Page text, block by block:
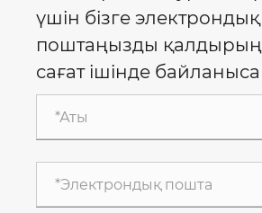
үшін бізге электрондық
поштаңызды
сағат ішінде